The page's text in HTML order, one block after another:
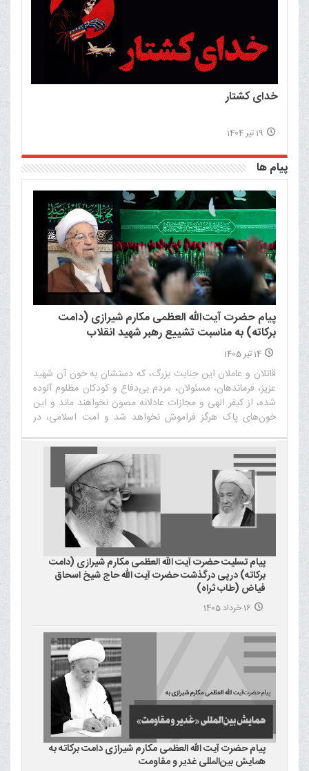
خدای کشتار
19 تیر 1404
پیام ها
پیام حضرت آیت‌الله العظمی مکارم شیرازی (دامت
برکاته) به مناسبت تشییع رهبر شهید انقلاب
14 تیر 1405
قاتلان و عاملان این جنایت بزرگ، که دستشان به خون آن شهید
عزیز، فرماندهان، مسئولان، مردم بی‌دفاع و کودکان مظلوم آلوده
شده، از کیفر الهی و مجازات عادلانه مصون نخواهند ماند و این
خون‌های پاک هرگز فراموش نخواهد شد و امت اسلامی، در
شهیدان دنبال خواهد کرد‌
پیام تسلیت حضرت آیت الله العظمی مکارم شیرازی (دامت
برکاته) درپی درگذشت حضرت آیت الله حاج شیخ اسحاق
فیاض (طاب ثراه)
16 خرداد 1405
پیام حضرت آیت الله العظمی مکارم شیرازی دامت برکاته به
همایش بین‌المللی غدیر و مقاومت